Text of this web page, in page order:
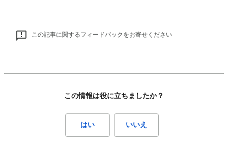
この記事に関するフィードバックをお寄せください
この情報は役に立ちましたか？
はい いいえ